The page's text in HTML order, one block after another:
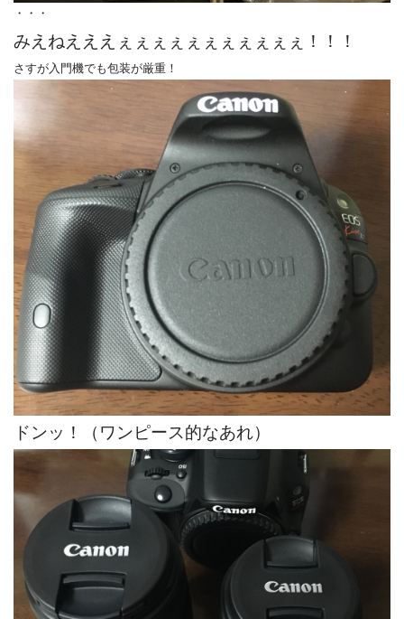
・・・
みえねえええぇぇぇぇぇぇぇぇぇぇぇ！！！
さすが入門機でも包装が厳重！
ドンッ！（ワンピース的なあれ）